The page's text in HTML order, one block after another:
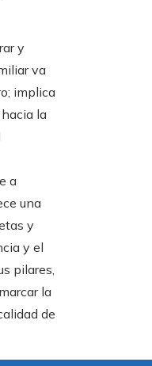
y
va
implica
la
a
una
y
y el
pilares,
la
de